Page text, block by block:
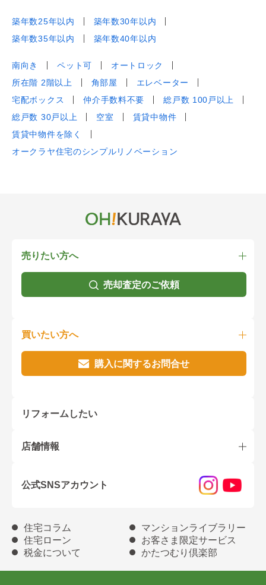
築年数25年以内
築年数30年以内
築年数35年以内
築年数40年以内
南向き ペット可
オートロック
所在階 2階以上
角部屋
エレベーター
宅配ボックス
仲介手数料不要
総戸数 100戸以上
総戸数 30戸以上
空室
賃貸中物件
賃貸中物件を除く
オークラヤ住宅のシンプルリノベーション
売りたい方へ
売却査定のご依頼
買いたい方へ
購入に関するお問合せ
リフォームしたい
店舗情報
公式SNSアカウント
住宅コラム
マンションライブラリー
住宅ローン
お客さま限定サービス
税金について
かたつむり倶楽部